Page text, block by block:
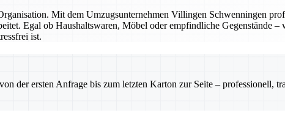
Mit dem Umzugsunternehmen Villingen Schwenningen
Egal ob Haushaltswaren, Möbel oder empfindliche Gegenstände –
ist.
der ersten Anfrage bis zum letzten Karton zur Seite – professionell,